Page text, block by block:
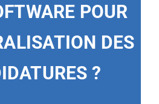
POUR
DES
?